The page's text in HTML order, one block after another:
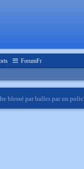
ForumFr
blessé par balles par un